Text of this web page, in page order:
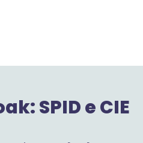
SPID e CIE